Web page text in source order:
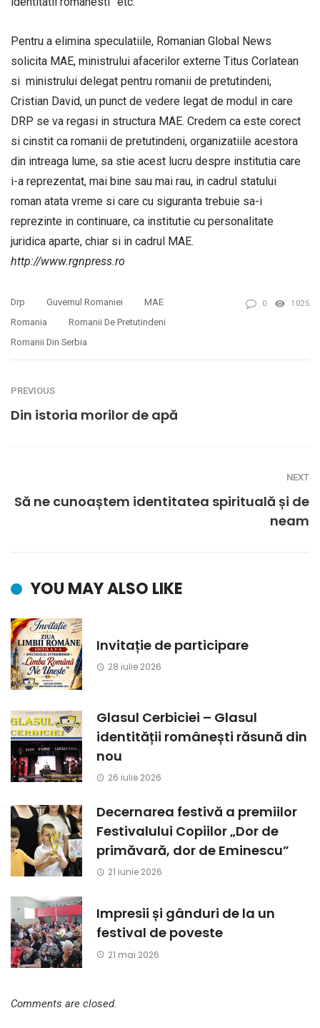
Pentru a elimina speculatiile, Romanian Global News
solicita MAE, ministrului afacerilor externe Titus Corlatean
si ministrului delegat pentru romanii de pretutindeni,
Cristian David, un punct de vedere legat de modul in care
DRP se va regasi in structura MAE. Credem ca este corect
si cinstit ca romanii de pretutindeni, organizatiile acestora
din intreaga lume, sa stie acest lucru despre institutia care
i-a reprezentat, mai bine sau mai rau, in cadrul statului
roman atata vreme si care cu siguranta trebuie sa-i
reprezinte in continuare, ca institutie cu personalitate
juridica aparte, chiar si in cadrul MAE.
http://www.rgnpress.ro
Drp Guvernul Romaniei
MAE
Romania
Romanii De Pretutindeni
Romanii Din Serbia
0 1025
PREVIOUS
Din istoria morilor de apă
NEXT
Să ne cunoaștem identitatea spirituală și de
neam
YOU MAY ALSO LIKE
Invitație de participare
28 iulie 2026
Glasul Cerbiciei – Glasul
identității românești răsună din
nou
26 iulie 2026
Decernarea festivă a premiilor
Festivalului Copiilor „Dor de
primăvară, dor de Eminescu”
21 iunie 2026
Impresii și gânduri de la un
festival de poveste
21 mai 2026
Comments are closed.